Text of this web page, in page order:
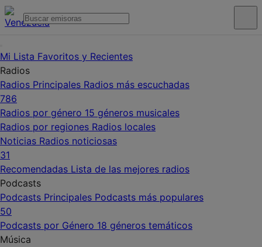
Mi Lista Favoritos y Recientes
Radios
Radios Principales Radios más escuchadas
786
Radios por género 15 géneros musicales
Radios por regiones Radios locales
Noticias Radios noticiosas
31
Recomendadas Lista de las mejores radios
Podcasts
Podcasts Principales Podcasts más populares
50
Podcasts por Género 18 géneros temáticos
Música